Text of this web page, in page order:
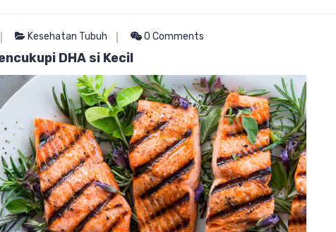
Kesehatan Tubuh 0 Comments
DHA si Kecil